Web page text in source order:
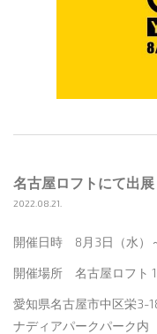
名古屋ロフトにて出展
2022.08.21.
開催日時 8月3日（水）
開催場所 名古屋ロフト
愛知県名古屋市中区栄3-
ナディアパークパーク内